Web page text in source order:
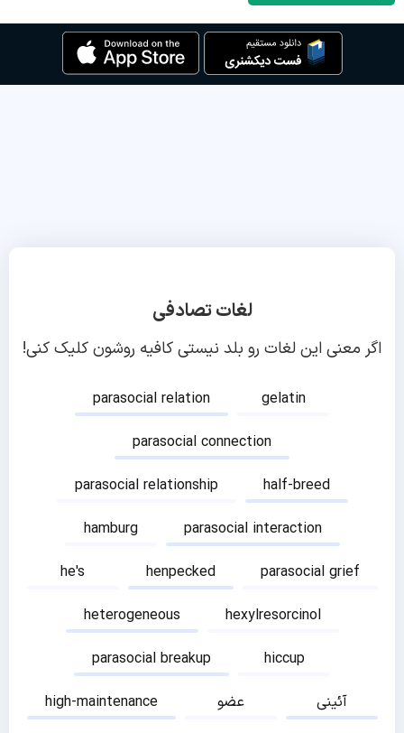
لغات تصادفی
اگر معنی این لغات رو بلد نیستی کافیه روشون کلیک کنی!
parasocial relation
gelatin
parasocial connection
parasocial relationship
half-breed
hamburg
parasocial interaction
he's
henpecked
parasocial grief
heterogeneous
hexylresorcinol
parasocial breakup
hiccup
high-maintenance
عضو
آئینی